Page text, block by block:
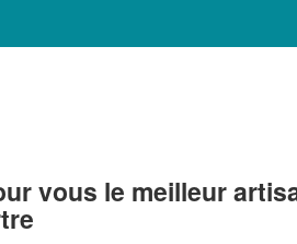
vous le meilleur